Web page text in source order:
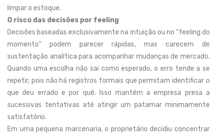
limpar o estoque.
O risco das decisões por feeling
Decisões baseadas exclusivamente na intuição ou no “feeling do
momento” podem parecer rápidas, mas carecem de
sustentação analítica para acompanhar mudanças de mercado.
Quando uma escolha não sai como esperado, o erro tende a se
repetir, pois não há registros formais que permitam identificar o
que deu errado e por quê. Isso mantém a empresa presa a
sucessivas tentativas até atingir um patamar minimamente
satisfatório.
Em uma pequena marcenaria, o proprietário decidiu concentrar